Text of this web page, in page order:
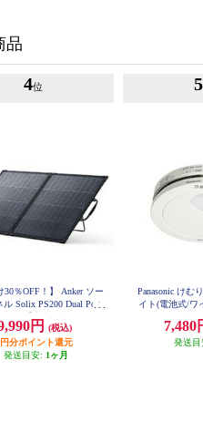
品
4位
30％OFF！】 Anker ソー
Solix PS200 Dual Porta
アルミフレーム/10年使え
寿命】 AS320011
円
(税込)
分ポイント還元
発送目安: 1ヶ月
5
Panasonic けむ
イト(電池式/ワ
7,480
発送目